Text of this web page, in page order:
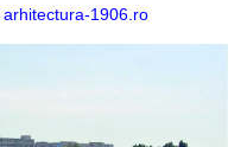
arhitectura-1906.ro